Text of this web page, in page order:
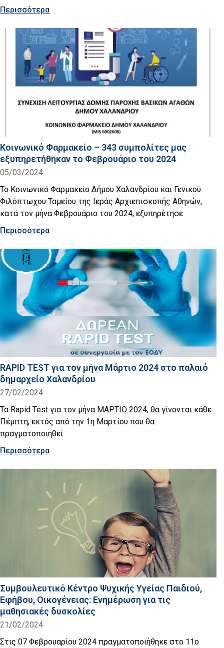
Περισσότερα
Κοινωνικό Φαρμακείο – 343 συμπολίτες μας
εξυπηρετήθηκαν το Φεβρουάριο του 2024
05/03/2024
Το Κοινωνικό Φαρμακείο Δήμου Χαλανδρίου και Γενικού
Φιλόπτωχου Ταμείου της Ιεράς Αρχιεπισκοπής Αθηνών,
κατά τον μήνα Φεβρουάριο του 2024, εξυπηρέτησε
Περισσότερα
RAPID TEST για τον μήνα Μάρτιο 2024 στο παλαιό
δημαρχείο Χαλανδρίου
27/02/2024
Τα Rapid Test για τον μήνα ΜΑΡΤΙΟ 2024, θα γίνονται κάθε
Πέμπτη, εκτός από την 1η Μαρτίου που θα
πραγματοποιηθεί
Περισσότερα
Συμβουλευτικό Κέντρο Ψυχικής Υγείας Παιδιού,
Εφήβου, Οικογένειας: Ενημέρωση για τις
μαθησιακές δυσκολίες
21/02/2024
Στις 07 Φεβρουαρίου 2024 πραγματοποιήθηκε στο 11ο